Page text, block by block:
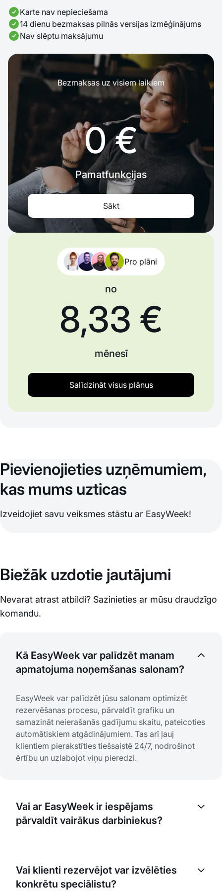
Karte nav nepieciešama
14 dienu bezmaksas pilnās versijas izmēģinājums
Nav slēptu maksājumu
Bezmaksas uz visiem laikiem
0 €
Pamatfunkcijas
Sākt
Pro plāni
no
8,33 €
mēnesī
Salīdzināt visus plānus
Pievienojieties uzņēmumiem,
kas mums uzticas
Izveidojiet savu veiksmes stāstu ar EasyWeek!
Biežāk uzdotie jautājumi
Nevarat atrast atbildi? Sazinieties ar mūsu draudzīgo
komandu.
Kā EasyWeek var palīdzēt manam
apmatojuma noņemšanas salonam?
EasyWeek var palīdzēt jūsu salonam optimizēt
rezervēšanas procesu, pārvaldīt grafiku un
samazināt neierašanās gadījumu skaitu, pateicoties
automātiskiem atgādinājumiem. Tas arī ļauj
klientiem pierakstīties tiešsaistē 24/7, nodrošinot
ērtību un uzlabojot viņu pieredzi.
Vai ar EasyWeek ir iespējams
pārvaldīt vairākus darbiniekus?
lomas, pakalpojumus un darba laikus, kā arī
reāllaikā sekot līdzi viņu grafikiem.
Vai klienti rezervējot var izvēlēties
konkrētu speciālistu?